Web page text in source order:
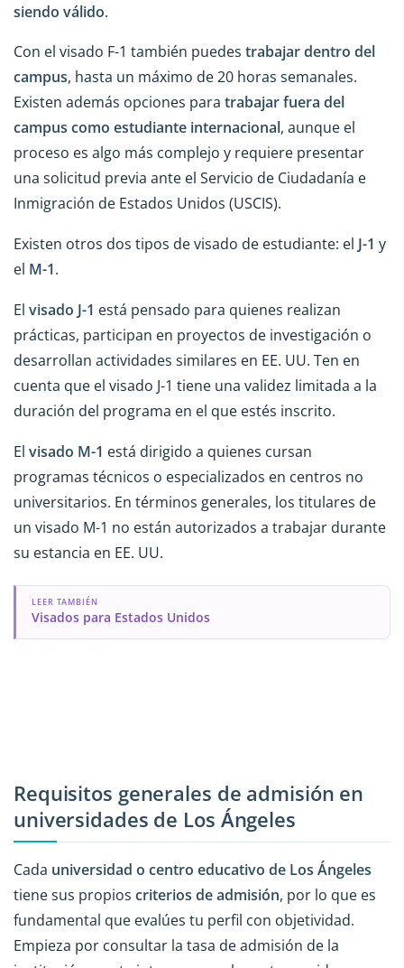
siendo válido.
Con el visado F-1 también puedes trabajar dentro del
campus, hasta un máximo de 20 horas semanales.
Existen además opciones para trabajar fuera del
campus como estudiante internacional, aunque el
proceso es algo más complejo y requiere presentar
una solicitud previa ante el Servicio de Ciudadanía e
Inmigración de Estados Unidos (USCIS).
Existen otros dos tipos de visado de estudiante: el J-1 y
el M-1.
El visado J-1 está pensado para quienes realizan
prácticas, participan en proyectos de investigación o
desarrollan actividades similares en EE. UU. Ten en
cuenta que el visado J-1 tiene una validez limitada a la
duración del programa en el que estés inscrito.
El visado M-1 está dirigido a quienes cursan
programas técnicos o especializados en centros no
universitarios. En términos generales, los titulares de
un visado M-1 no están autorizados a trabajar durante
su estancia en EE. UU.
LEER TAMBIÉN
Visados para Estados Unidos
Requisitos generales de admisión en
universidades de Los Ángeles
Cada universidad o centro educativo de Los Ángeles
tiene sus propios criterios de admisión, por lo que es
fundamental que evalúes tu perfil con objetividad.
Empieza por consultar la tasa de admisión de la